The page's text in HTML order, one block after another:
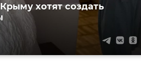
хотят создать